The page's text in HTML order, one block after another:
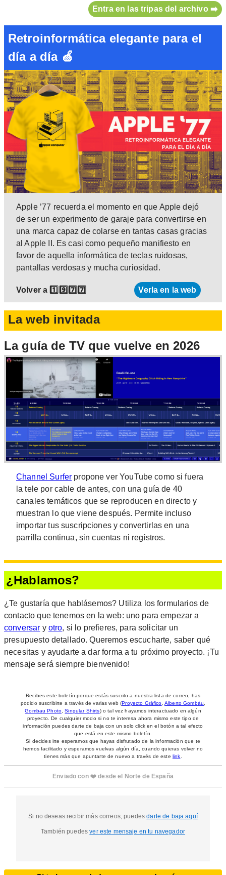
Entra en las tripas del archivo ➡️
Retroinformática elegante para el
día a día 🍏
Apple ’77 recuerda el momento en que Apple dejó
de ser un experimento de garaje para convertirse en
una marca capaz de colarse en tantas casas gracias
al Apple II. Es casi como pequeño manifiesto en
favor de aquella informática de teclas ruidosas,
pantallas verdosas y mucha curiosidad.
Volver a 1️⃣9️⃣7️⃣7️⃣ Verla en la web
La web invitada
La guía de TV que vuelve en 2026
Channel Surfer propone ver YouTube como si fuera
la tele por cable de antes, con una guía de 40
canales temáticos que se reproducen en directo y
muestran lo que viene después. Permite incluso
importar tus suscripciones y convertirlas en una
parrilla continua, sin cuentas ni registros.
¿Hablamos?
¿Te gustaría que hablásemos? Utiliza los formularios de
contacto que tenemos en la web: uno para empezar a
conversar y otro, si lo prefieres, para solicitar un
presupuesto detallado. Queremos escucharte, saber qué
necesitas y ayudarte a dar forma a tu próximo proyecto. ¡Tu
mensaje será siempre bienvenido!
Recibes este boletín porque estás suscrito a nuestra lista de correo, has
podido suscribirte a través de varias web (Proyecto Gráfico Alberto Gombáu
Gombau Photo ,Singular Shirts) o tal vez hayamos interactuado en algún
proyecto. De cualquier modo si no te interesa ahora mismo este tipo de
información puedes darte de baja con un solo click en el botón a tal efecto
que está en este mismo boletín.
Si decides irte esperamos que hayas disfrutado de la información que te
hemos facilitado y esperamos vuelvas algún día, cuando quieras volver no
tienes más que apuntarte de nuevo a través de este link
Enviado con ❤️ desde el Norte de España
Si no deseas recibir más correos, puedesdarte de baja aquí
También puedesver este mensaje en tu navegador